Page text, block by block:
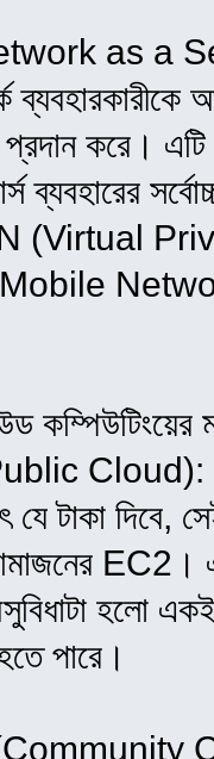
as
ব্যবহারকারীকে
প্রদান করে।
ব্যবহারের
(Virtual
Cloud):
টাকা দিবে,
EC2।
হলো একই
পারে।